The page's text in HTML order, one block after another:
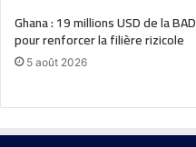
Ghana : 19 millions USD de la BAD
pour renforcer la filière rizicole
5 août 2026